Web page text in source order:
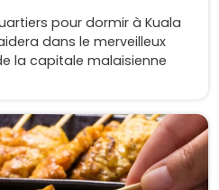
pour dormir à Kuala
dans le merveilleux
la capitale malaisienne